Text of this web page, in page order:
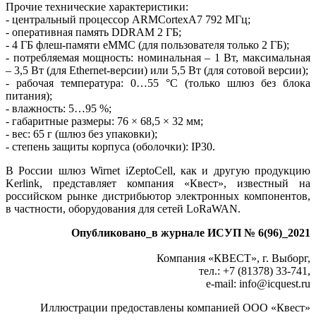
Прочие технические характеристики:
- центральный процессор ARMCortexA7 792 МГц;
- оперативная память DDRAM 2 ГБ;
- 4 ГБ флеш-памяти eMMC (для пользователя только 2 ГБ);
- потребляемая мощность: номинальная – 1 Вт, максимальная
– 3,5 Вт (для Ethernet-версии) или 5,5 Вт (для сотовой версии);
- рабочая температура: 0…55 °C (только шлюз без блока
питания);
- влажность: 5…95 %;
- габаритные размеры: 76 × 68,5 × 32 мм;
- вес: 65 г (шлюз без упаковки);
- степень защиты корпуса (оболочки): IP30.
В России шлюз Wirnet iZeptoСell, как и другую продукцию
Kerlink, представляет компания «Квест», известный на
российском рынке дистрибьютор электронных компонентов,
в частности, оборудования для сетей LoRaWAN.
Опубликовано_в журнале ИСУП № 6(96)_2021
Компания «КВЕСТ», г. Выборг,
тел.: +7 (81378) 33-741,
e-mail: info@icquest.ru
Иллюстрации предоставлены компанией ООО «Квест»